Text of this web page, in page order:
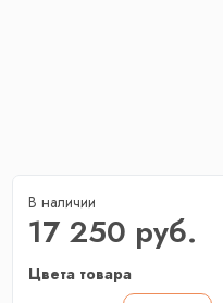
В наличии
17 250 руб.
Цвета товара